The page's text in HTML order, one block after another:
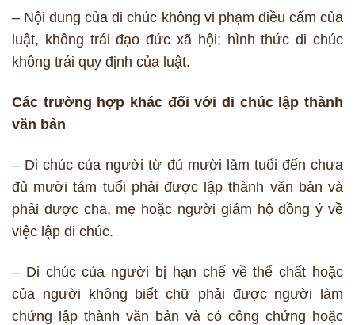
– Nội dung của di chúc không vi phạm điều cấm của
luật, không trái đạo đức xã hội; hình thức di chúc
không trái quy định của luật.
Các trường hợp khác đối với di chúc lập thành
văn bản
– Di chúc của người từ đủ mười lăm tuổi đến chưa
đủ mười tám tuổi phải được lập thành văn bản và
phải được cha, mẹ hoặc người giám hộ đồng ý về
việc lập di chúc.
– Di chúc của người bị hạn chế về thể chất hoặc
của người không biết chữ phải được người làm
chứng lập thành văn bản và có công chứng hoặc